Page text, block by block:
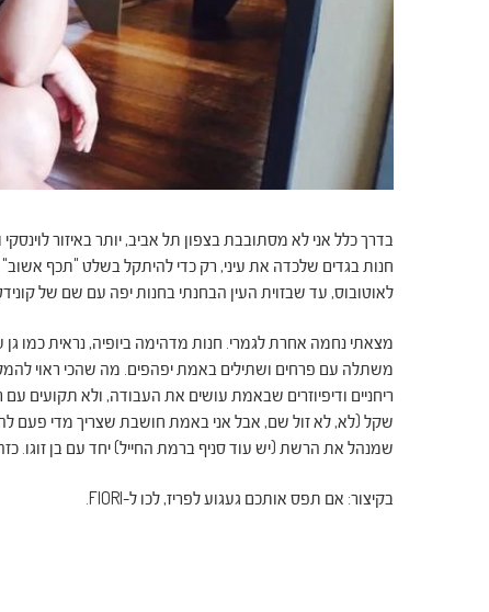
בדרך כלל אני לא מסתובבת בצפון תל אביב, יותר באיזור
חנות בגדים שלכדה את עיני, רק כדי להיתקל בשלט "תכף
לאוטובוס, עד שבזוית העין הבחנתי בחנות יפה עם שם של
משתלה עם פרחים ושתילים באמת יפהפים. מה שהכי ראוי
ריחניים ודיפיוזרים שבאמת עושים את העבודה, ולא תקועים עם
שקל (לא, לא זול שם, אבל אני באמת חושבת שצריך מדי פעם
שמנהל את הרשת (יש עוד סניף ברמת החייל) יחד עם בן זוגו.
בקיצור: אם תפס אותכם געגוע לפריז, לכו ל-FIORI.